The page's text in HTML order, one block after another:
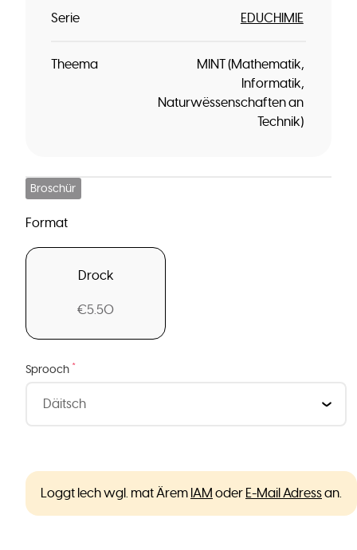
Serie EDUCHIMIE
Theema
MINT (Mathematik,
Informatik,
Naturwëssenschaften an
Technik)
Broschür
Format
Drock
€5.50
Sprooch *
Loggt Iech wgl. mat Ärem IAM oder E-Mail Adressan.